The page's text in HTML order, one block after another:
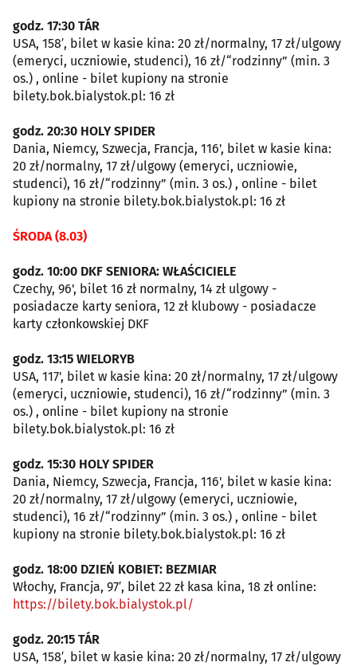
godz. 17:30 TÁR
USA, 158′, bilet w kasie kina: 20 zł/normalny, 17 zł/ulgowy
(emeryci, uczniowie, studenci), 16 zł/“rodzinny” (min. 3
os.) , online - bilet kupiony na stronie
bilety.bok.bialystok.pl: 16 zł
godz. 20:30 HOLY SPIDER
Dania, Niemcy, Szwecja, Francja, 116', bilet w kasie kina:
20 zł/normalny, 17 zł/ulgowy (emeryci, uczniowie,
studenci), 16 zł/“rodzinny” (min. 3 os.) , online - bilet
kupiony na stronie bilety.bok.bialystok.pl: 16 zł
ŚRODA (8.03)
godz. 10:00 DKF SENIORA: WŁAŚCICIELE
Czechy, 96', bilet 16 zł normalny, 14 zł ulgowy -
posiadacze karty seniora, 12 zł klubowy - posiadacze
karty członkowskiej DKF
godz. 13:15 WIELORYB
USA, 117', bilet w kasie kina: 20 zł/normalny, 17 zł/ulgowy
(emeryci, uczniowie, studenci), 16 zł/“rodzinny” (min. 3
os.) , online - bilet kupiony na stronie
bilety.bok.bialystok.pl: 16 zł
godz. 15:30 HOLY SPIDER
Dania, Niemcy, Szwecja, Francja, 116', bilet w kasie kina:
20 zł/normalny, 17 zł/ulgowy (emeryci, uczniowie,
studenci), 16 zł/“rodzinny” (min. 3 os.) , online - bilet
kupiony na stronie bilety.bok.bialystok.pl: 16 zł
godz. 18:00 DZIEŃ KOBIET: BEZMIAR
Włochy, Francja, 97′, bilet 22 zł kasa kina, 18 zł online:
https://bilety.bok.bialystok.pl/
godz. 20:15 TÁR
USA, 158′, bilet w kasie kina: 20 zł/normalny, 17 zł/ulgowy